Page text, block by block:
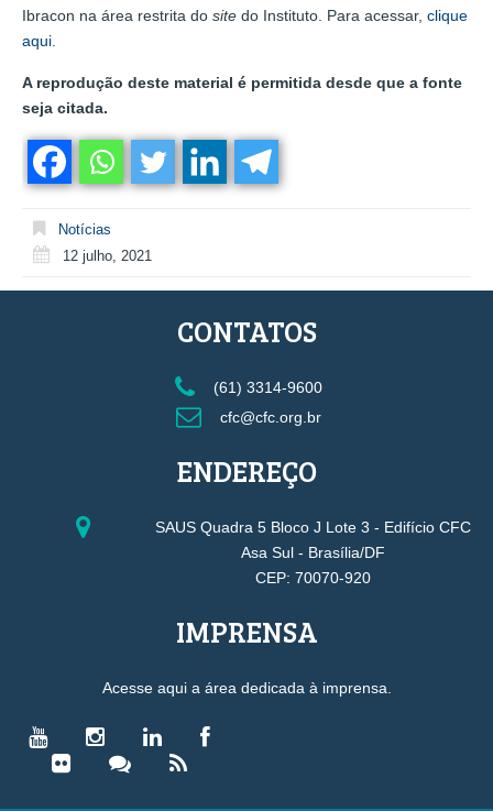
Ibracon na área restrita do site do Instituto. Para acessar, clique
aqui
A reprodução deste material é permitida desde que a fonte
seja citada.
Notícias
12 julho, 2021
CONTATOS
(61) 3314-9600
cfc@cfc.org.br
ENDEREÇO
SAUS Quadra 5 Bloco J Lote 3 - Edifício CFC
Asa Sul - Brasília/DF
CEP: 70070-920
IMPRENSA
Acesse aqui a área dedicada à imprensa.